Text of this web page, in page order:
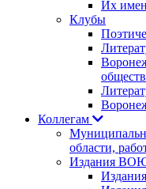
Их
Клубы
Коллегам
области,
Издания